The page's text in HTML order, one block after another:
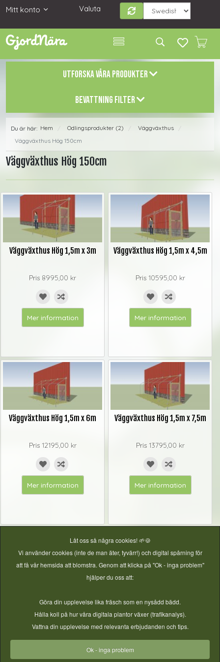
Mitt konto Valuta
UTFORSKA VÅRA PRODUKTER
BEVATTNING FILTER
Du är här: Hem / Odlingsprodukter (2) / Väggväxthus
/
Väggväxthus Hög 150cm
Väggväxthus Hög 150cm
Väggväxthus Hög 1,5m x 3m
Pris 8995,00 kr
Mer information
Väggväxthus Hög 1,5m x 4,5m
Pris 10595,00 kr
Mer information
Väggväxthus Hög 1,5m x 6m
Pris 12195,00 kr
Mer information
Väggväxthus Hög 1,5m x 7,5m
Pris 13795,00 kr
Mer information
Pris15395,00 kr
Väggväxthus Hög 150cm
Pris8595,00 kr
Låt oss så några cookies! 🌱🍪
Vi använder cookies (inte de man äter, tyvärr!) och digital spårning för
att få vår hemsida att blomstra. Genom att klicka på "Ok - inga problem"
hjälper du oss att:
Göra din upplevelse lika fräsch som en nysådd bädd.
Hålla koll på hur våra digitala plantor växer (trafikanalys).
Vattna din upplevelse med relevanta erbjudanden och tips.
Ok - inga problem